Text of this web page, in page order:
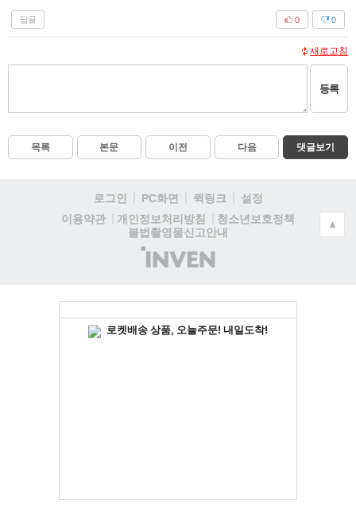
답글 0
0
새로고침
등록
목록 본문 이전 다음 댓글보기
로그인 PC화면 퀵링크
설정
이용약관
개인정보처리방침
청소년보호정책
불법촬영물신고안내
(주)
인
▲